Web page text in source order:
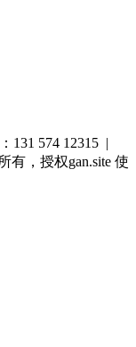
574 12315 |
有，授权gan.site 使